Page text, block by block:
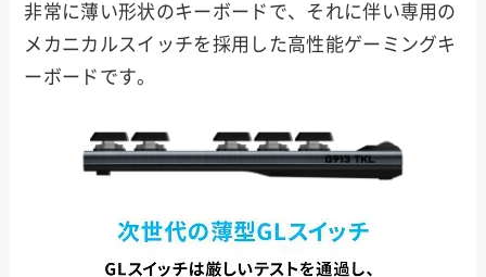
非常に薄い形状のキーボードで、それに伴い専用の
メカニカルスイッチを採用した高性能ゲーミングキ
ーボードです。